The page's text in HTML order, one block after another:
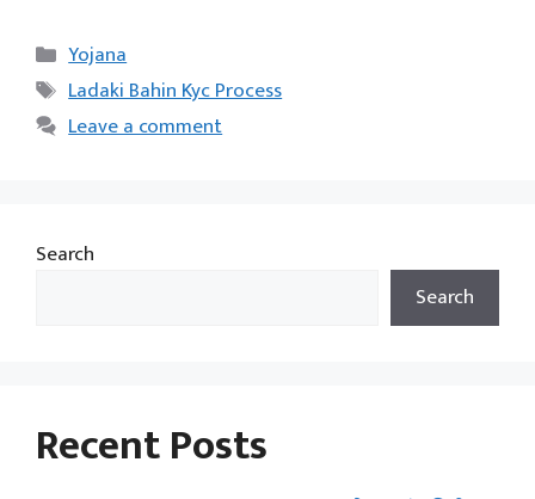
Categories
Yojana
Tags
Ladaki Bahin Kyc Process
Leave a comment
Search
Search
Recent Posts